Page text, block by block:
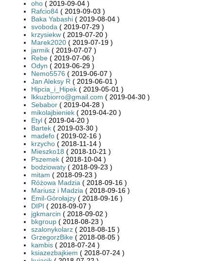
oho ( 2019-09-04 )
Rafcio84 ( 2019-09-03 )
Baka Yabashi ( 2019-08-04 )
svoboda ( 2019-07-29 )
krzysiekw ( 2019-07-20 )
Marek2020 ( 2019-07-19 )
jarmik ( 2019-07-07 )
Rebe ( 2019-07-06 )
Odyn ( 2019-06-29 )
Nemo5576 ( 2019-06-07 )
Jan Aleksy R ( 2019-06-01 )
Hipcia_i_Hipek ( 2019-05-01 )
lkkuzbiorro@gmail.com ( 2019-04-30 )
Sebabor ( 2019-04-28 )
mikolajbieniek ( 2019-04-20 )
Etyl ( 2019-04-20 )
Bartek ( 2019-03-30 )
madefo ( 2019-02-16 )
krzycho ( 2018-11-14 )
Mieszko18 ( 2018-10-21 )
Pszemek ( 2018-10-04 )
bodziowaty ( 2018-09-23 )
mitam ( 2018-09-23 )
Różowa Madzia ( 2018-09-16 )
Mariusz i Madzia ( 2018-09-16 )
Emil-Górołajzy ( 2018-09-16 )
DIPI ( 2018-09-07 )
jgkmarcin ( 2018-09-02 )
bkgroup ( 2018-08-23 )
szalonykolarz ( 2018-08-15 )
GrzegorzBike ( 2018-08-05 )
kambis ( 2018-07-24 )
ksiazezbajkiem ( 2018-07-24 )